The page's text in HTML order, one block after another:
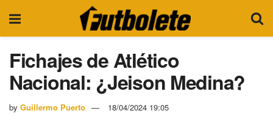
Fichajes de Atlético
Nacional: ¿Jeison Medina?
by Guillermo Puerto 18/04/2024 19:05